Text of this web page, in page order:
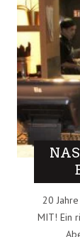
20
MIT! Ein